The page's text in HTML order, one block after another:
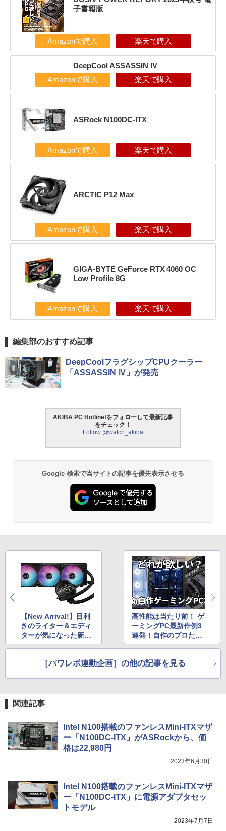
子書籍版
Amazonで購入 楽天で購入
DeepCool ASSASSIN IV
Amazonで購入 楽天で購入
ASRock N100DC-ITX
Amazonで購入 楽天で購入
ARCTIC P12 Max
Amazonで購入 楽天で購入
GIGA-BYTE GeForce RTX 4060 OC
Low Profile 8G
Amazonで購入 楽天で購入
編集部のおすすめ記事
DeepCoolフラグシップCPUクーラー
「ASSASSIN Ⅳ」が発売
AKIBA PC Hotline!をフォローして最新記事
をチェック！
Follow @watch_akiba
Google 検索で当サイトの記事を優先表示させる
【New Arrival!】目利
きのライター＆エディ
ターが気になった新ア
イテムもご紹介！CPU
高性能は当たり前！ ゲ
ーミングPC最新作例3
連発！自作のプロたち
の秘伝のメソッドを全
始
［パワレポ連動企画］の他の記事を見る
関連記事
Intel N100搭載のファンレスMini-ITXマザ
ー「N100DC-ITX」がASRockから、価
格は22,980円
2023年6月30日
Intel N100搭載のファンレスMini-ITXマザ
ー「N100DC-ITX」に電源アダプタセッ
トモデル
2023年7月7日